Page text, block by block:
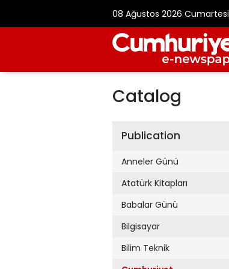
08 Ağustos 2026 Cumartesi
Catalog
Publication
Anneler Günü
Atatürk Kitapları
Babalar Günü
Bilgisayar
Bilim Teknik